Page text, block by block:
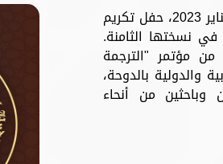
أخبار اليوم - تشهد العاصمة القطرية الدوحة يوم 29 يناير 2023، حفل تكريم
في نسختها الثامنة.
مؤتمر "الترجمة
والدولية بالدوحة،
وباحثين من أنحاء